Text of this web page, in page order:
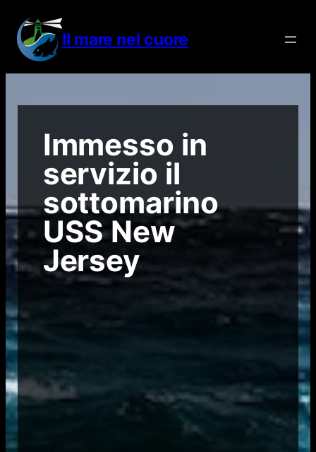
contenuto
Il mare nel cuore
Immesso in
servizio il
sottomarino
USS New
Jersey